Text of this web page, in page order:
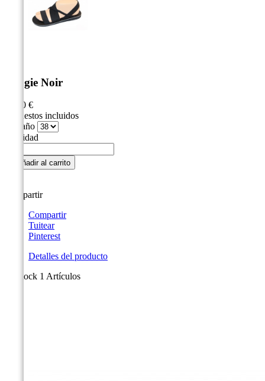
Boogie Noir
35,00 €
Impuestos incluidos
Tamaño
Cantidad
Añadir al carrito
Compartir
Compartir
Tuitear
Pinterest
Detalles del producto
En stock 1 Artículos